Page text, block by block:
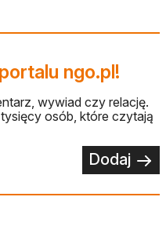
ngo.pl!
wywiad czy relację.
osób, które czytają
Dodaj